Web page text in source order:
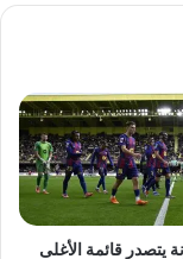
يتصدر قائمة الأغلى